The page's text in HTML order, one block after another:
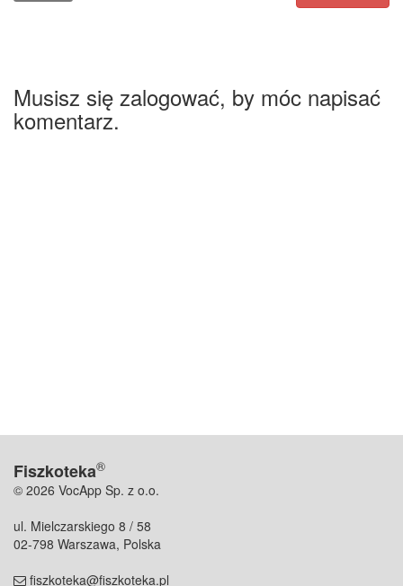
Musisz się zalogować, by móc napisać
komentarz.
Fiszkoteka®
© 2026 VocApp Sp. z o.o.
ul. Mielczarskiego 8 / 58
02-798 Warszawa, Polska
fiszkoteka@fiszkoteka.pl